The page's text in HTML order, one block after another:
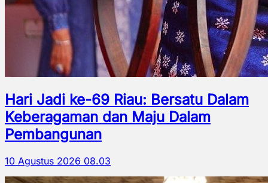
Hari Jadi ke-69 Riau: Bersatu Dalam
Keberagaman dan Maju Dalam
Pembangunan
10 Agustus 2026 08.03